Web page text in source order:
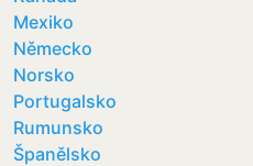
Mexiko
Německo
Norsko
Portugalsko
Rumunsko
Španělsko